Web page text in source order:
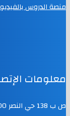
منصة الدروس بالفيديو
معلومات
ص ب 138 حي النصر 20000، سعيدة، الجزائر